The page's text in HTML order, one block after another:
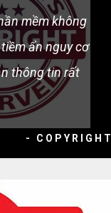
mềm không
ẩn nguy cơ
thông tin rất
- COPYRIGHT